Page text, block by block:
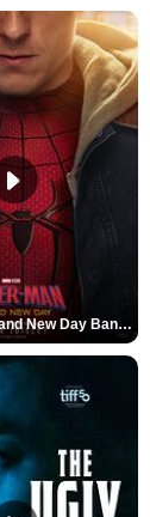
Spider-Man: Brand New Day Bande-annonce (3) VO STFR